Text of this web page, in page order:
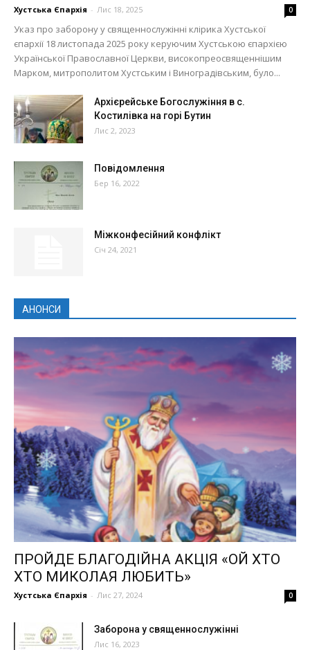
Хустська Єпархія - Лис 18, 2025 0
Указ про заборону у священнослужінні клірика Хустської
єпархії 18 листопада 2025 року керуючим Хустською єпархією
Української Православної Церкви, високопреосвященнішим
Марком, митрополитом Хустським і Виноградівським, було...
Архієрейське Богослужіння в с.
Костилівка на горі Бутин
Лис 2, 2023
Повідомлення
Бер 16, 2022
Міжконфесійний конфлікт
Січ 24, 2021
АНОНСИ
ПРОЙДЕ БЛАГОДІЙНА АКЦІЯ «ОЙ ХТО
ХТО МИКОЛАЯ ЛЮБИТЬ»
Хустська Єпархія - Лис 27, 2024 0
Заборона у священнослужінні
Лис 16, 2023